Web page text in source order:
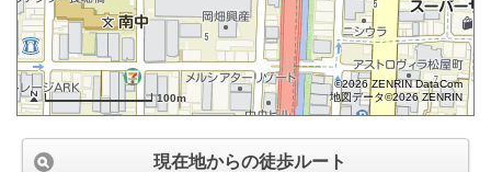
100m
©2026 ZENRIN DataCom
地図データ©2026 ZENRIN
現在地からの徒歩ルート